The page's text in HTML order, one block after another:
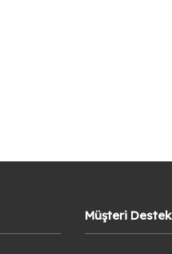
Müşteri Destek